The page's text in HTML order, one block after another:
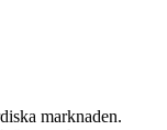
marknaden.